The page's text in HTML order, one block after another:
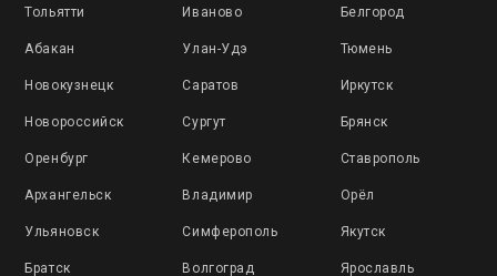
Тольятти Иваново Белгород
Абакан Улан-Удэ Тюмень
Новокузнецк Саратов Иркутск
Новороссийск Сургут Брянск
Оренбург Кемерово Ставрополь
Архангельск Владимир Орёл
Ульяновск Симферополь Якутск
Братск Волгоград Ярославль